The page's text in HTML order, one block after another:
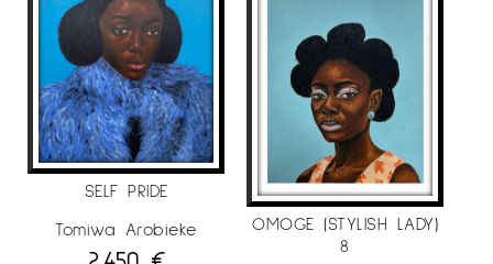
Australia.
-Contemporary African Art. London Lighthouse
Gallery, London, U.K.
2023
-Golden Ratio; Art is bond Gallery Houston,
Texas, U.S.A.
SELF PRIDE
Tomiwa Arobieke
OMOGE (STYLISH LADY)
8